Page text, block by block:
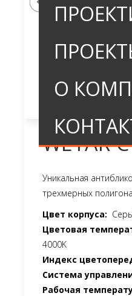
О
WETAR-C
Уникальная
трехмерных
Цвет корпуса:
Цветовая
4000K
Индекс
Система
Рабочая